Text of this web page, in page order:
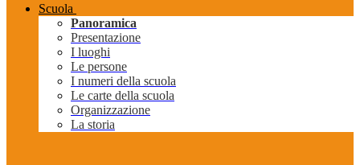
Scuola
Panoramica
Presentazione
I luoghi
Le persone
I numeri della scuola
Le carte della scuola
Organizzazione
La storia